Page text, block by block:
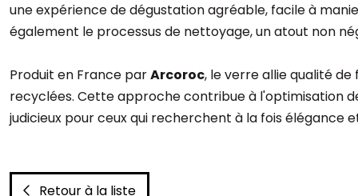
une expérience de dégustation agréable, facile à
également le processus de nettoyage, un atout non
Produit en France parArcoroc, le verre allie qualité
recyclées. Cette approche contribue à l'optimisation
judicieux pour ceux qui recherchent à la fois élégance
Retour à la liste